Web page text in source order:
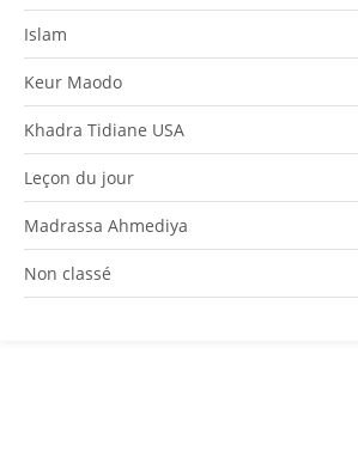
Islam
Keur Maodo
Khadra Tidiane USA
Leçon du jour
Madrassa Ahmediya
Non classé